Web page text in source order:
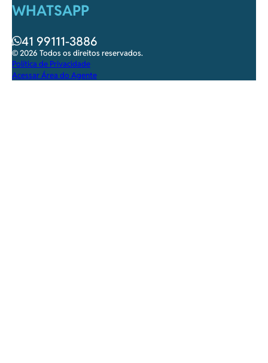
WHATSAPP
41 99111-3886
© 2026 Todos os direitos reservados.
Política de Privacidade
Acessar Área do Agente